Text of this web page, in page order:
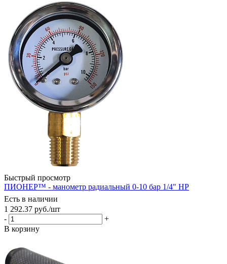
Быстрый просмотр
ПИОНЕР™ - манометр радиальный 0-10 бар 1/4" НР
Есть в наличии
1 292.37 руб./шт
-
+
В корзину